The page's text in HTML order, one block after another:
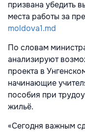
призвана убедить
места работы за
moldova1.md
По словам
анализируют
проекта в
начинающие
пособия при
жильё.
«Сегодня важным